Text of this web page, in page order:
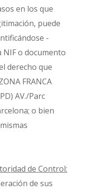
en los que
puede
-
o documento
derecho que
FRANCA
AV./Parc
o bien
de Control:
de sus